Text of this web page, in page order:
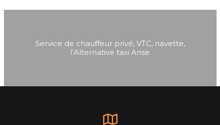
Service de chauffeur privé, VTC, navette,
l’Alternative taxi Anse